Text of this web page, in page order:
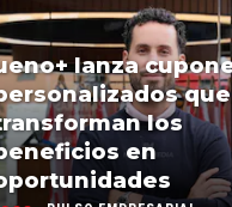
lanza
que
los
en